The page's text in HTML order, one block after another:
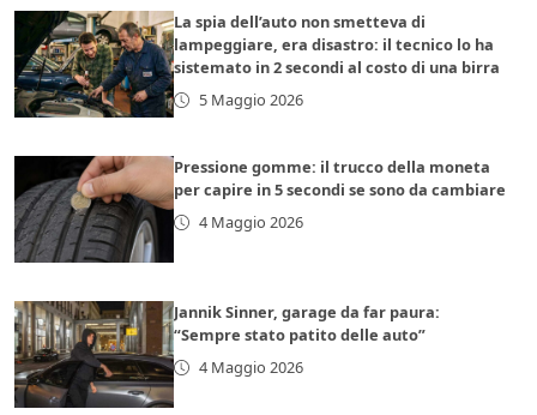
La spia dell’auto non smetteva di
lampeggiare, era disastro: il tecnico lo ha
sistemato in 2 secondi al costo di una birra
5 Maggio 2026
Pressione gomme: il trucco della moneta
per capire in 5 secondi se sono da cambiare
4 Maggio 2026
Jannik Sinner, garage da far paura:
“Sempre stato patito delle auto”
4 Maggio 2026